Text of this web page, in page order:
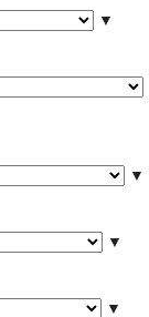
▼
▼
▼
▼